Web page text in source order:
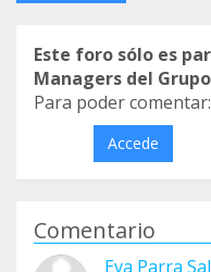
Este foro sólo es
Managers del
Para poder comentar:
Accede
Comentario
Eva Parra